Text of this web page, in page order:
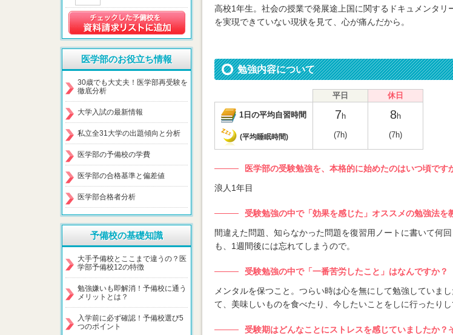
高校1年生。社会の授業で発展途上国に関するドキュメンタリ
を実現できていない現状を見て、心が痛んだから。
勉強内容について
平日 休日
1日の平均自習時間 7h 8h
(平均睡眠時間) (7h) (7h)
医学部の受験勉強を、本格的に始めたのはいつ頃です
浪人1年目
受験勉強の中で「効果を感じた」オススメの勉強法を
間違えた問題、知らなかった問題を復習用ノートに書いて何
も、1週間後には忘れてしまうので。
受験勉強の中で「一番苦労したこと」はなんですか？
メンタルを保つこと。つらい時は心を無にして勉強していま
て、美味しいものを食べたり、今したいことをしに行ったり
受験期はどんなことにストレスを感じていましたか？
医学部のお役立ち情報
30歳でも大丈夫！医学部再受験を
徹底分析
大学入試の最新情報
私立全31大学の出題傾向と分析
医学部の予備校の学費
医学部の合格基準と偏差値
医学部合格者分析
予備校の基礎知識
大手予備校とここまで違うの？医
学部予備校12の特徴
勉強嫌いも即解消！予備校に通う
メリットとは？
入学前に必ず確認！予備校選び5
つのポイント